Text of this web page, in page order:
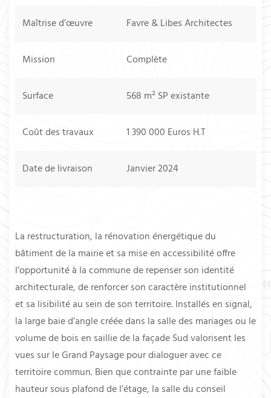
Maîtrise d’œuvre Favre & Libes Architectes
Mission Complète
Surface 568 m² SP existante
Coût des travaux 1 390 000 Euros H.T
Date de livraison Janvier 2024
La restructuration, la rénovation énergétique du
bâtiment de la mairie et sa mise en accessibilité offre
l’opportunité à la commune de repenser son identité
architecturale, de renforcer son caractère institutionnel
et sa lisibilité au sein de son territoire. Installés en signal,
la large baie d’angle créée dans la salle des mariages ou le
volume de bois en saillie de la façade Sud valorisent les
vues sur le Grand Paysage pour dialoguer avec ce
territoire commun. Bien que contrainte par une faible
hauteur sous plafond de l’étage, la salle du conseil